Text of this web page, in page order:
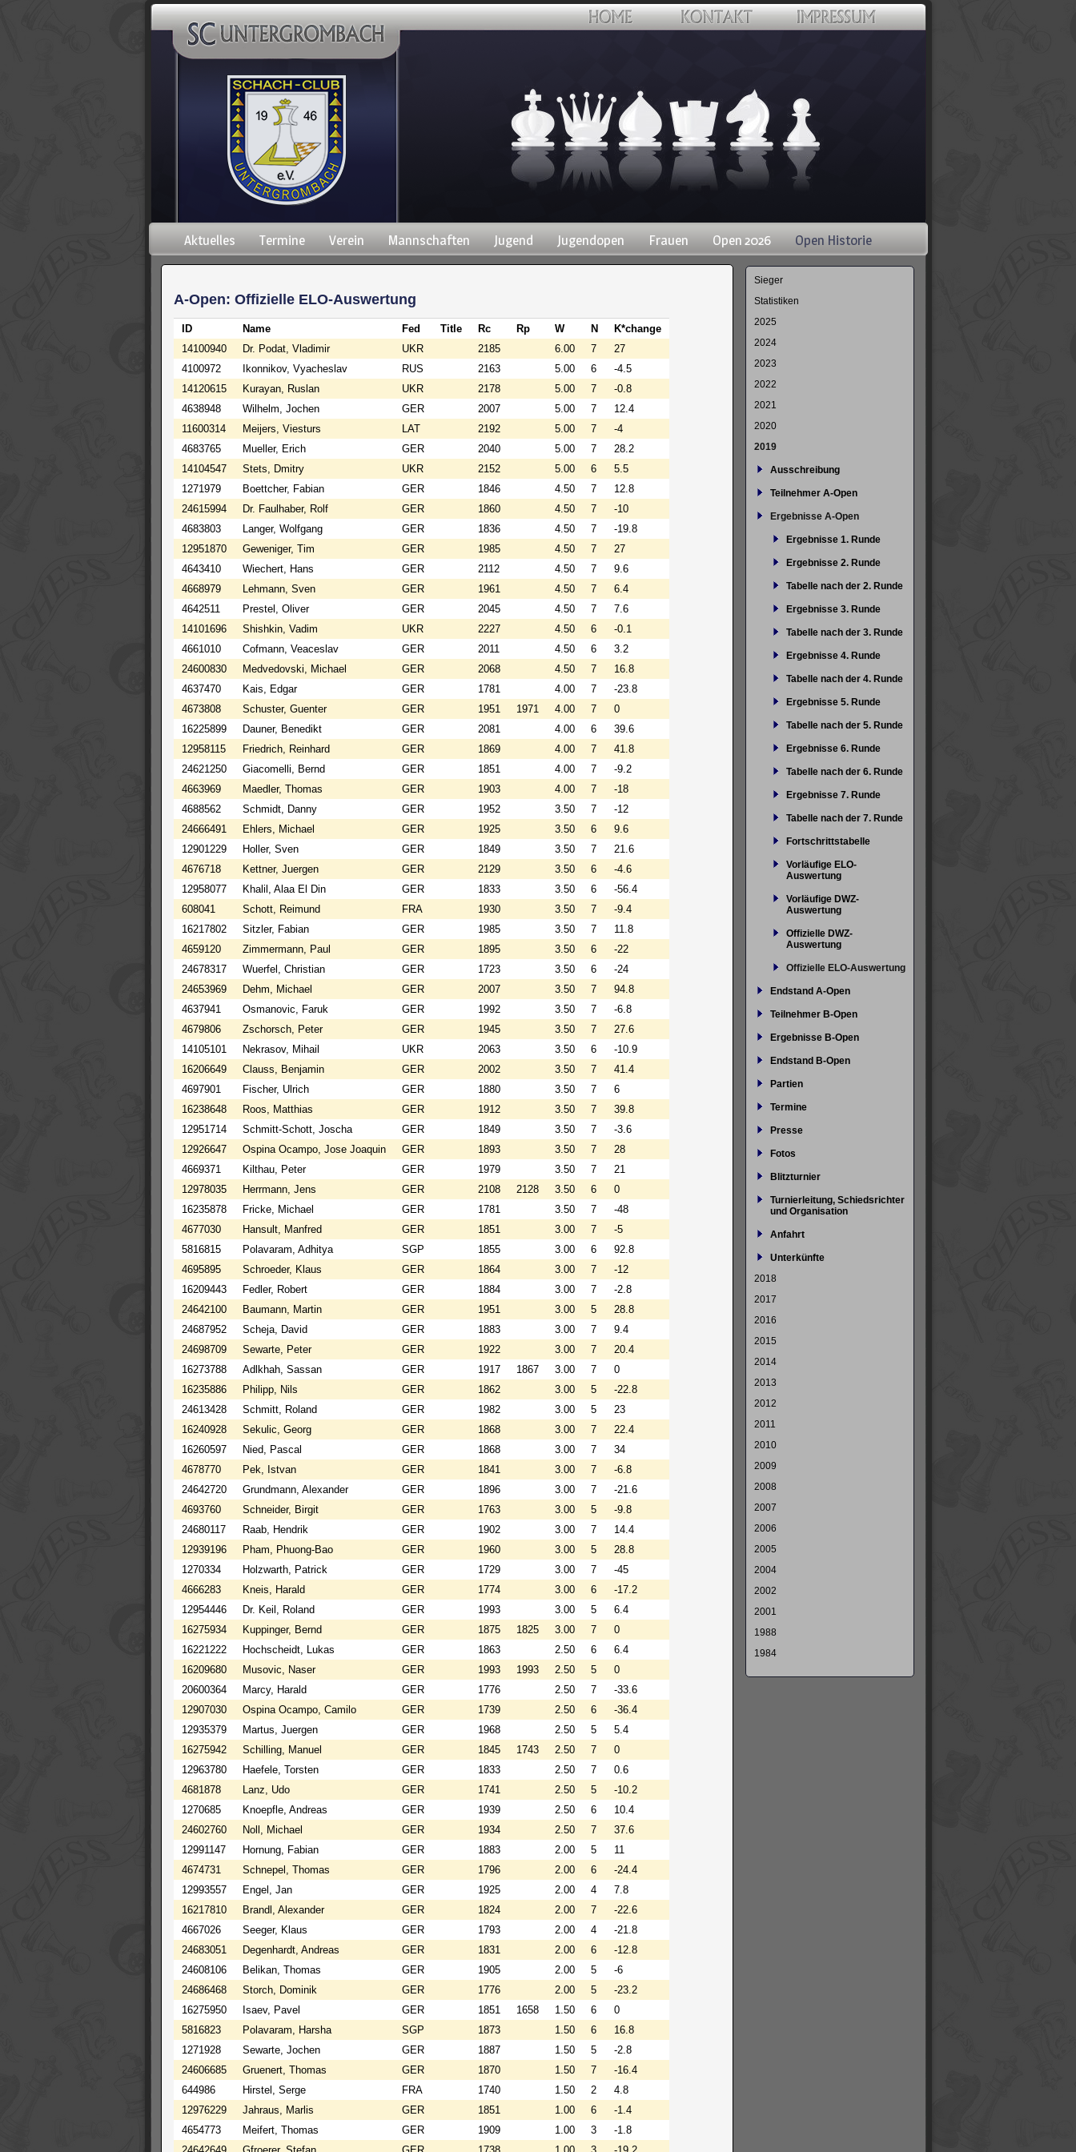
Navigation
überspringen
Aktuelles Termine Verein Mannschaften Jugend Jugendopen Frauen Open 2026 Open Historie
A-Open: Offizielle ELO-Auswertung
ID Name Fed Title Rc Rp W N
K*change
14100940
Dr. Podat, Vladimir UKR 2185 6.00 7
27
4100972
Ikonnikov, Vyacheslav RUS 2163 5.00 6
-4.5
14120615
Kurayan, Ruslan UKR 2178 5.00 7
-0.8
4638948
Wilhelm, Jochen GER 2007 5.00 7
12.4
11600314
Meijers, Viesturs LAT 2192 5.00 7
-4
4683765
Mueller, Erich GER 2040 5.00 7
28.2
14104547
Stets, Dmitry UKR 2152 5.00 6
5.5
1271979
Boettcher, Fabian GER 1846 4.50 7
12.8
24615994
Dr. Faulhaber, Rolf GER 1860 4.50 7
-10
4683803
Langer, Wolfgang GER 1836 4.50 7
-19.8
12951870
Geweniger, Tim GER 1985 4.50 7
27
4643410
Wiechert, Hans GER 2112 4.50 7
9.6
4668979
Lehmann, Sven GER 1961 4.50 7
6.4
4642511
Prestel, Oliver GER 2045 4.50 7
7.6
14101696
Shishkin, Vadim UKR 2227 4.50 6
-0.1
4661010
Cofmann, Veaceslav GER 2011 4.50 6
3.2
24600830
Medvedovski, Michael GER 2068 4.50 7
16.8
4637470
Kais, Edgar GER 1781 4.00 7
-23.8
4673808
Schuster, Guenter GER 1951 1971 4.00 7
0
16225899
Dauner, Benedikt GER 2081 4.00 6
39.6
12958115
Friedrich, Reinhard GER 1869 4.00 7
41.8
24621250
Giacomelli, Bernd GER 1851 4.00 7
-9.2
4663969
Maedler, Thomas GER 1903 4.00 7
-18
4688562
Schmidt, Danny GER 1952 3.50 7
-12
24666491
Ehlers, Michael GER 1925 3.50 6
9.6
12901229
Holler, Sven GER 1849 3.50 7
21.6
4676718
Kettner, Juergen GER 2129 3.50 6
-4.6
12958077
Khalil, Alaa El Din GER 1833 3.50 6
-56.4
608041
Schott, Reimund FRA 1930 3.50 7
-9.4
16217802
Sitzler, Fabian GER 1985 3.50 7
11.8
4659120
Zimmermann, Paul GER 1895 3.50 6
-22
24678317
Wuerfel, Christian GER 1723 3.50 6
-24
24653969
Dehm, Michael GER 2007 3.50 7
94.8
4637941
Osmanovic, Faruk GER 1992 3.50 7
-6.8
4679806
Zschorsch, Peter GER 1945 3.50 7
27.6
14105101
Nekrasov, Mihail UKR 2063 3.50 6
-10.9
16206649
Clauss, Benjamin GER 2002 3.50 7
41.4
4697901
Fischer, Ulrich GER 1880 3.50 7
6
16238648
Roos, Matthias GER 1912 3.50 7
39.8
12951714
Schmitt-Schott, Joscha GER 1849 3.50 7
-3.6
12926647
Ospina Ocampo, Jose Joaquin GER 1893 3.50 7
28
4669371
Kilthau, Peter GER 1979 3.50 7
21
12978035
Herrmann, Jens GER 2108 2128 3.50 6
0
16235878
Fricke, Michael GER 1781 3.50 7
-48
4677030
Hansult, Manfred GER 1851 3.00 7
-5
5816815
Polavaram, Adhitya SGP 1855 3.00 6
92.8
4695895
Schroeder, Klaus GER 1864 3.00 7
-12
16209443
Fedler, Robert GER 1884 3.00 7
-2.8
24642100
Baumann, Martin GER 1951 3.00 5
28.8
24687952
Scheja, David GER 1883 3.00 7
9.4
24698709
Sewarte, Peter GER 1922 3.00 7
20.4
16273788
Adlkhah, Sassan GER 1917 1867 3.00 7
0
16235886
Philipp, Nils GER 1862 3.00 5
-22.8
24613428
Schmitt, Roland GER 1982 3.00 5
23
16240928
Sekulic, Georg GER 1868 3.00 7
22.4
16260597
Nied, Pascal GER 1868 3.00 7
34
4678770
Pek, Istvan GER 1841 3.00 7
-6.8
24642720
Grundmann, Alexander GER 1896 3.00 7
-21.6
4693760
Schneider, Birgit GER 1763 3.00 5
-9.8
24680117
Raab, Hendrik GER 1902 3.00 7
14.4
12939196
Pham, Phuong-Bao GER 1960 3.00 5
28.8
1270334
Holzwarth, Patrick GER 1729 3.00 7
-45
4666283
Kneis, Harald GER 1774 3.00 6
-17.2
12954446
Dr. Keil, Roland GER 1993 3.00 5
6.4
16275934
Kuppinger, Bernd GER 1875 1825 3.00 7
0
16221222
Hochscheidt, Lukas GER 1863 2.50 6
6.4
16209680
Musovic, Naser GER 1993 1993 2.50 5
0
20600364
Marcy, Harald GER 1776 2.50 7
-33.6
12907030
Ospina Ocampo, Camilo GER 1739 2.50 6
-36.4
12935379
Martus, Juergen GER 1968 2.50 5
5.4
16275942
Schilling, Manuel GER 1845 1743 2.50 7
0
12963780
Haefele, Torsten GER 1833 2.50 7
0.6
4681878
Lanz, Udo GER 1741 2.50 5
-10.2
1270685
Knoepfle, Andreas GER 1939 2.50 6
10.4
24602760
Noll, Michael GER 1934 2.50 7
37.6
12991147
Hornung, Fabian GER 1883 2.00 5
11
4674731
Schnepel, Thomas GER 1796 2.00 6
-24.4
12993557
Engel, Jan GER 1925 2.00 4
7.8
16217810
Brandl, Alexander GER 1824 2.00 7
-22.6
4667026
Seeger, Klaus GER 1793 2.00 4
-21.8
24683051
Degenhardt, Andreas GER 1831 2.00 6
-12.8
24608106
Belikan, Thomas GER 1905 2.00 5
-6
24686468
Storch, Dominik GER 1776 2.00 5
-23.2
16275950
Isaev, Pavel GER 1851 1658 1.50 6
0
5816823
Polavaram, Harsha SGP 1873 1.50 6
16.8
1271928
Sewarte, Jochen GER 1887 1.50 5
-2.8
24606685
Gruenert, Thomas GER 1870 1.50 7
-16.4
644986
Hirstel, Serge FRA 1740 1.50 2
4.8
12976229
Jahraus, Marlis GER 1851 1.00 6
-1.4
4654773
Meifert, Thomas GER 1909 1.00 3
-1.8
Navigation
Sieger
Statistiken
2025
2024
2023
2022
2021
2020
2019
Ausschreibung
Teilnehmer A-Open
Ergebnisse A-Open
Ergebnisse 1. Runde
Ergebnisse 2. Runde
Tabelle nach der 2. Runde
Ergebnisse 3. Runde
Tabelle nach der 3. Runde
Ergebnisse 4. Runde
Tabelle nach der 4. Runde
Ergebnisse 5. Runde
Tabelle nach der 5. Runde
Ergebnisse 6. Runde
Tabelle nach der 6. Runde
Ergebnisse 7. Runde
Tabelle nach der 7. Runde
Fortschrittstabelle
Vorläufige ELO-
Auswertung
Vorläufige DWZ-
Auswertung
Offizielle DWZ-
Auswertung
Offizielle ELO-Auswertung
Endstand A-Open
Teilnehmer B-Open
Ergebnisse B-Open
Endstand B-Open
Partien
Termine
Presse
Fotos
Blitzturnier
Turnierleitung, Schiedsrichter
und Organisation
Anfahrt
Unterkünfte
2018
2017
2016
2015
2014
2013
2012
2011
2010
2009
2008
2007
2006
2005
2004
2002
2001
1988
1984